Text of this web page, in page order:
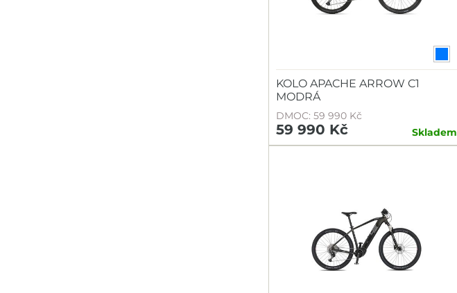
KOLO APACHE ARROW C1
MODRÁ
DMOC: 59 990 Kč
59 990 Kč Skladem